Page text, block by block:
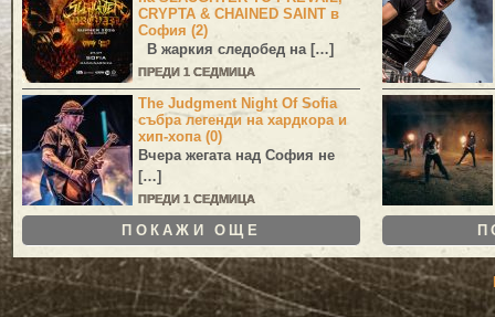
CRYPTA & CHAINED SAINT в
София (2)
В жаркия следобед на […]
ПРЕДИ 1 СЕДМИЦА
The Judgment Night Of Sofia
събра легенди на хардкора и
хип-хопа (0)
Вчера жегата над София не
[…]
ПРЕДИ 1 СЕДМИЦА
ПОКАЖИ ОЩЕ